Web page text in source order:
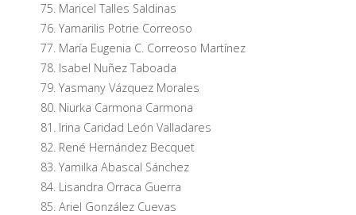
Maricel Talles Saldinas
Yamarilis Potrie Correoso
María Eugenia C. Correoso Martínez
Isabel Nuñez Taboada
Yasmany Vázquez Morales
Niurka Carmona Carmona
Irina Caridad León Valladares
René Hernández Becquet
Yamilka Abascal Sánchez
Lisandra Orraca Guerra
Ariel González Cuevas